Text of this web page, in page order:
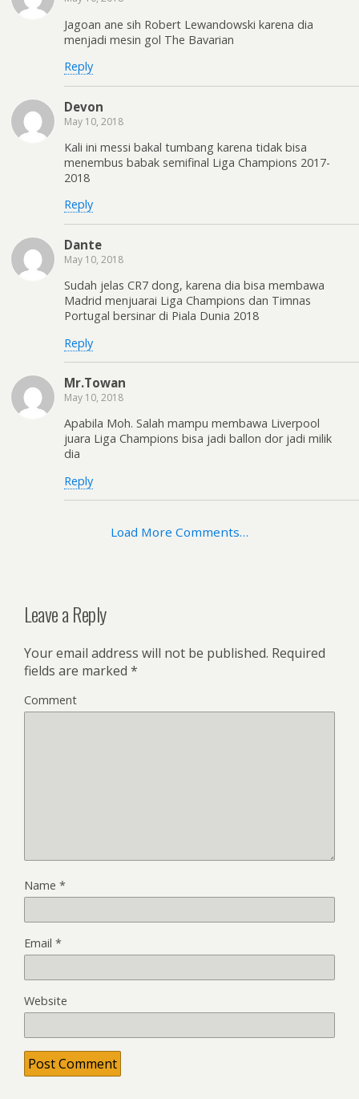
Jagoan ane sih Robert Lewandowski karena dia
menjadi mesin gol The Bavarian
Reply
Devon
May 10, 2018
Kali ini messi bakal tumbang karena tidak bisa
menembus babak semifinal Liga Champions 2017-
2018
Reply
Dante
May 10, 2018
Sudah jelas CR7 dong, karena dia bisa membawa
Madrid menjuarai Liga Champions dan Timnas
Portugal bersinar di Piala Dunia 2018
Reply
Mr.Towan
May 10, 2018
Apabila Moh. Salah mampu membawa Liverpool
juara Liga Champions bisa jadi ballon dor jadi milik
dia
Reply
Load More Comments…
Leave a Reply
Your email address will not be published. Required
fields are marked *
Comment
Name *
Email *
Website